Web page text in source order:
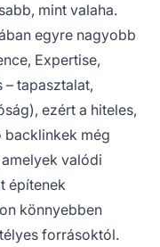
mint valaha.
egyre nagyobb
Expertise,
– tapasztalat,
ezért a hiteles,
még
valódi
építenek
könnyebben
forrásoktól.